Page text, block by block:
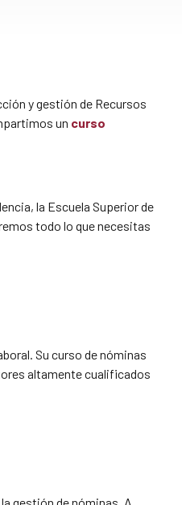
y gestión de Recursos
un curso
la Escuela Superior de
todo lo que necesitas
Su curso de nóminas
altamente cualificados